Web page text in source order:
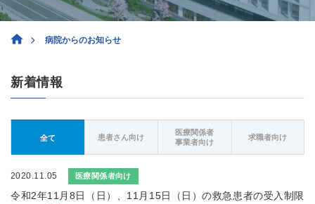
病院からのお知らせ
新着情報
全て 患者さん向け
医療関係者
事業者向け
求職者向け
2020.11.05 医療関係者向け
令和2年11月8日（日）、11月15日（日）の救急患者の受入制限